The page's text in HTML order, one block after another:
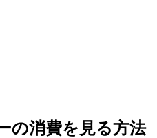
の消費を見る方法